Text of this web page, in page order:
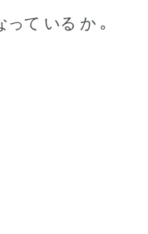
て いる か ｡